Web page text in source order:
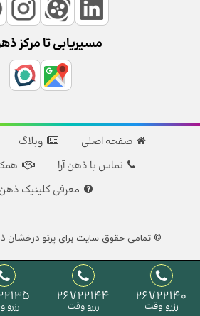
26722140
رزرو وقت
26722144
رزرو وقت رزرو
مسیریابی تا مرکز
صفحه اصلی وبلاگ
تماس با ذهن آرا
معرفی کلینیک ذهن
© تمامی حقوق سایت برایپرتو درخشان